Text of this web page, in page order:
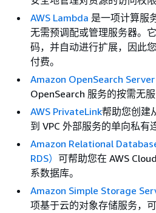
AWS Lambda 是一项计算服
无需预调配或管理服务器。
码，并自动进行扩展，因此
付费。
Amazon OpenSearch Server
OpenSearch 服务的按需无服
AWS PrivateLink帮助您创建
到 VPC 外部服务的单向私有
Amazon Relational
RDS） 可帮助您在 AWS
系数据库。
Amazon Simple Storage
项基于云的对象存储服务，